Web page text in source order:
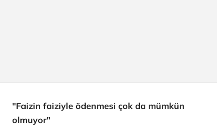
"Faizin faiziyle ödenmesi çok da mümkün
olmuyor"